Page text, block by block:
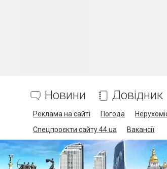
Новини Довідник
Реклама на сайті Погода
Спецпроєкти сайту 44.ua
Вакансії